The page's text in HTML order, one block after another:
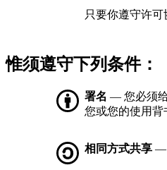
只要你遵守许可
惟须遵守下列条件：
署名 — 您必须
您或您的使用背
相同方式共享 —